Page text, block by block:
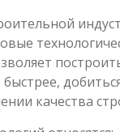
качества